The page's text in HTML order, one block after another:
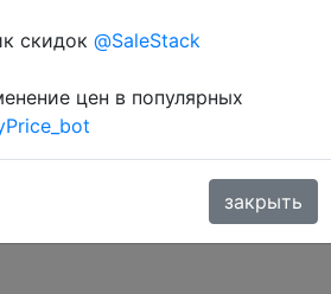
скидок @SaleStack
цен в популярных
закрыть